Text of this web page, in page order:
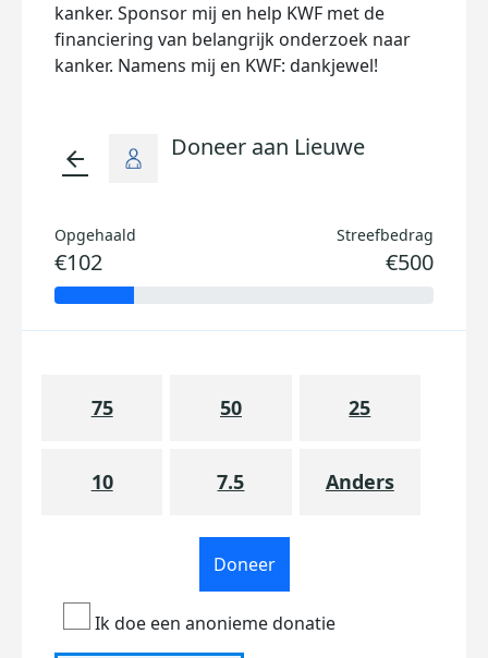
kanker. Sponsor mij en help KWF met de
financiering van belangrijk onderzoek naar
kanker. Namens mij en KWF: dankjewel!
arrow_back Doneer aan Lieuwe
Opgehaald
€102
Streefbedrag
€500
75 50 25
10 7.5 Anders
Doneer
Ik doe een anonieme donatie